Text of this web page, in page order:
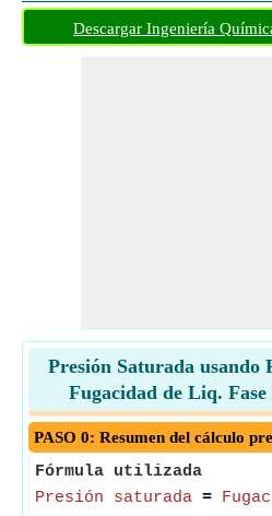
Descargar Ingeniería
Presión Saturada usando
Fugacidad de Liq. Fase
PASO 0: Resumen del cálculo
Fórmula utilizada
Presión saturada =